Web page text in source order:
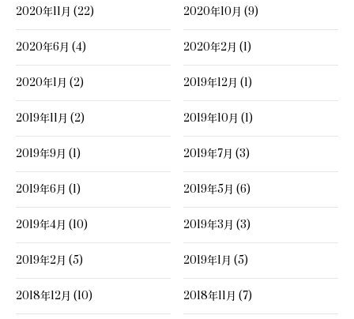
2020年11月 (22) 2020年10月 (9)
2020年6月 (4) 2020年2月 (1)
2020年1月 (2) 2019年12月 (1)
2019年11月 (2) 2019年10月 (1)
2019年9月 (1) 2019年7月 (3)
2019年6月 (1) 2019年5月 (6)
2019年4月 (10) 2019年3月 (3)
2019年2月 (5) 2019年1月 (5)
2018年12月 (10) 2018年11月 (7)